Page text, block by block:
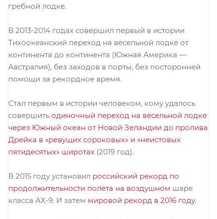
гребной лодке.
В 2013-2014 годах совершил первый в истории
Тихоокеанский переход на вёсельной лодке от
континента до континента (Южная Америка —
Австралия), без заходов в порты, без посторонней
помощи за рекордное время.
Стал первым в истории человеком, кому удалось
совершить одиночный переход на вёсельной лодке
через Южный океан от Новой Зеландии до пролива
Дрейка в «ревущих сороковых» и «неистовых
пятидесятых» широтах (2019 год).
В 2015 году установил российский рекорд по
продолжительности полёта на воздушном шаре
класса АХ-9. И затем мировой рекорд в 2016 году.